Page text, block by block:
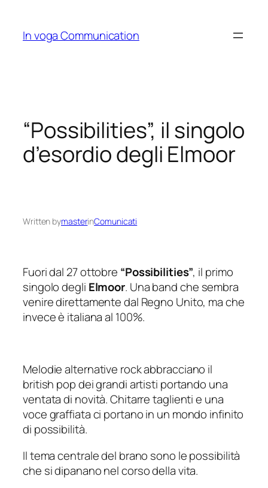
content
In voga Communication
“Possibilities”, il singolo
d’esordio degli Elmoor
Written bymasterinComunicati
Fuori dal 27 ottobre “Possibilities”, il primo
singolo degli Elmoor. Una band che sembra
venire direttamente dal Regno Unito, ma che
invece è italiana al 100%.
Melodie alternative rock abbracciano il
british pop dei grandi artisti portando una
ventata di novità. Chitarre taglienti e una
voce graffiata ci portano in un mondo infinito
di possibilità.
Il tema centrale del brano sono le possibilità
che si dipanano nel corso della vita.